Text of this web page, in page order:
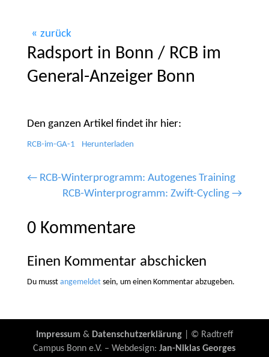
zurück
Radsport in Bonn / RCB im
General-Anzeiger Bonn
Den ganzen Artikel findet ihr hier:
RCB-im-GA-1 Herunterladen
← RCB-Winterprogramm: Autogenes Training
RCB-Winterprogramm: Zwift-Cycling →
0 Kommentare
Einen Kommentar abschicken
Du musst angemeldetsein, um einen Kommentar abzugeben.
Impressum& Datenschutzerklärung| © Radtreff
Campus Bonn e.V. – Webdesign:Jan-Niklas Georges